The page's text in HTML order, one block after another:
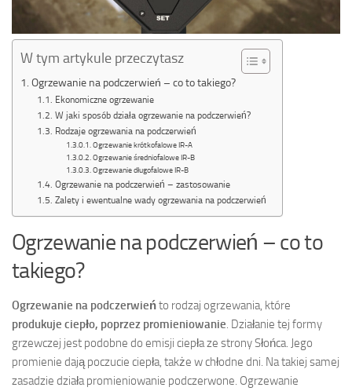
W tym artykule przeczytasz
Ogrzewanie na podczerwień – co to takiego?
Ekonomiczne ogrzewanie
W jaki sposób działa ogrzewanie na podczerwień?
Rodzaje ogrzewania na podczerwień
Ogrzewanie krótkofalowe IR-A
Ogrzewanie średniofalowe IR-B
Ogrzewanie długofalowe IR-B
Ogrzewanie na podczerwień – zastosowanie
Zalety i ewentualne wady ogrzewania na podczerwień
Ogrzewanie na podczerwień – co to
takiego?
Ogrzewanie na podczerwieńto rodzaj ogrzewania, które
produkuje ciepło, poprzez promieniowanie. Działanie tej formy
grzewczej jest podobne do emisji ciepła ze strony Słońca. Jego
promienie dają poczucie ciepła, także w chłodne dni. Na takiej samej
zasadzie działa promieniowanie podczerwone. Ogrzewanie